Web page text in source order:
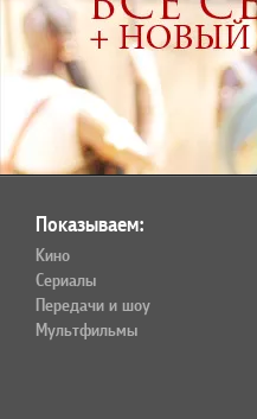
Показываем:
Кино
Сериалы
Передачи и шоу
Мультфильмы